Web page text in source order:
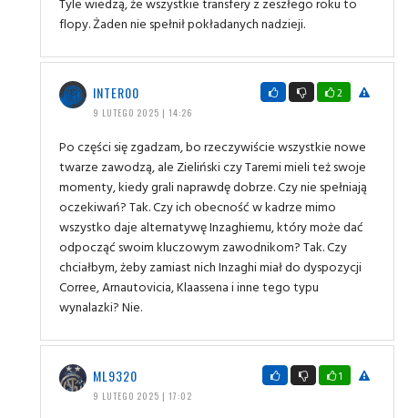
flopy. Żaden nie spełnił pokładanych nadzieji.
INTER00
9 LUTEGO 2025 | 14:26
2
Po części się zgadzam, bo rzeczywiście wszystkie nowe
twarze zawodzą, ale Zieliński czy Taremi mieli też swoje
momenty, kiedy grali naprawdę dobrze. Czy nie spełniają
oczekiwań? Tak. Czy ich obecność w kadrze mimo
wszystko daje alternatywę Inzaghiemu, który może dać
odpocząć swoim kluczowym zawodnikom? Tak. Czy
chciałbym, żeby zamiast nich Inzaghi miał do dyspozycji
Corree, Arnautovicia, Klaassena i inne tego typu
wynalazki? Nie.
ML9320
9 LUTEGO 2025 | 17:02
1